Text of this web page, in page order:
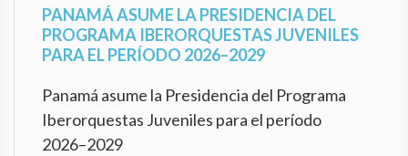
PANAMÁ ASUME LA PRESIDENCIA DEL
PROGRAMA IBERORQUESTAS JUVENILES
PARA EL PERÍODO 2026–2029
Panamá asume la Presidencia del Programa
Iberorquestas Juveniles para el período
2026–2029